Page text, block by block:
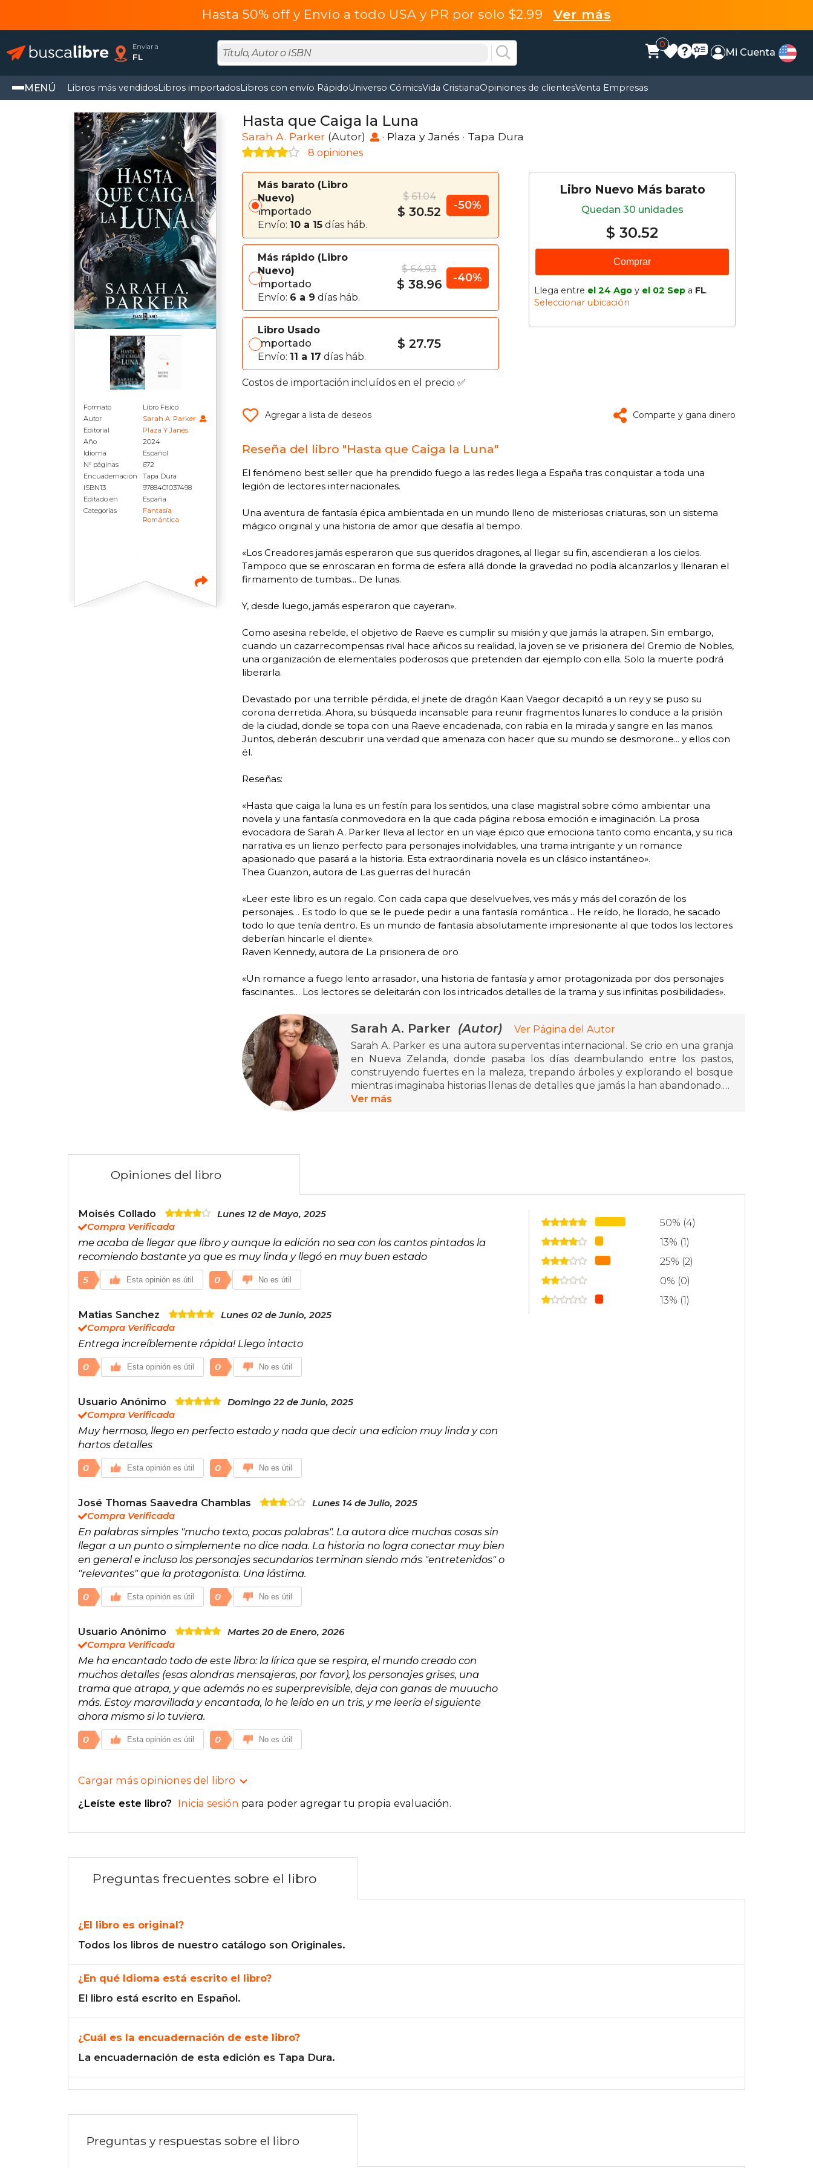
Hasta 50% off y Envío a todo USA y PR por solo $2.99 Ver más
Enviar a
FL
0
Mi Cuenta
MENÚ Libros más vendidosLibros importadosLibros con envío RápidoUniverso CómicsVida CristianaOpiniones de clientesVenta Empresas
Formato
Libro Físico
Autor
Sarah A. Parker
Editorial
Plaza Y Janés
Año
2024
Idioma
Español
N° páginas
672
Encuadernación
Tapa Dura
ISBN13
9788401037498
Editado en
España
Categorías
Fantasía
Romántica
Hasta que Caiga la Luna
Sarah A. Parker (Autor) · Plaza y Janés · Tapa Dura
8 opiniones
Más barato
Libro
Nuevo
Importado
Envío: 10 a 15 días háb.
$ 61.04
$ 30.52 -50%
Más rápido
Libro
Nuevo
Importado
Envío: 6 a 9 días háb.
$ 64.93
$ 38.96 -40%
Libro Usado
Importado
Envío: 11 a 17 días háb.
$ 27.75
Costos de importación incluídos en el precio ✅
Libro Nuevo Más barato
Quedan 30 unidades
$ 30.52
Comprar
Llega entre el 24 Ago y el 02 Sep a FL.
Seleccionar ubicación
Agregar a lista de deseos Comparte y gana dinero
Reseña del libro "Hasta que Caiga la Luna"
El fenómeno best seller que ha prendido fuego a las redes llega a España tras conquistar a toda una
legión de lectores internacionales.
Una aventura de fantasía épica ambientada en un mundo lleno de misteriosas criaturas, son un sistema
mágico original y una historia de amor que desafía al tiempo.
«Los Creadores jamás esperaron que sus queridos dragones, al llegar su fin, ascendieran a los cielos.
Tampoco que se enroscaran en forma de esfera allá donde la gravedad no podía alcanzarlos y llenaran el
firmamento de tumbas... De lunas.
Y, desde luego, jamás esperaron que cayeran».
Como asesina rebelde, el objetivo de Raeve es cumplir su misión y que jamás la atrapen. Sin embargo,
cuando un cazarrecompensas rival hace añicos su realidad, la joven se ve prisionera del Gremio de Nobles,
una organización de elementales poderosos que pretenden dar ejemplo con ella. Solo la muerte podrá
liberarla.
Devastado por una terrible pérdida, el jinete de dragón Kaan Vaegor decapitó a un rey y se puso su
corona derretida. Ahora, su búsqueda incansable para reunir fragmentos lunares lo conduce a la prisión
de la ciudad, donde se topa con una Raeve encadenada, con rabia en la mirada y sangre en las manos.
Juntos, deberán descubrir una verdad que amenaza con hacer que su mundo se desmorone... y ellos con
él.
Reseñas:
«Hasta que caiga la luna es un festín para los sentidos, una clase magistral sobre cómo ambientar una
novela y una fantasía conmovedora en la que cada página rebosa emoción e imaginación. La prosa
evocadora de Sarah A. Parker lleva al lector en un viaje épico que emociona tanto como encanta, y su rica
narrativa es un lienzo perfecto para personajes inolvidables, una trama intrigante y un romance
apasionado que pasará a la historia. Esta extraordinaria novela es un clásico instantáneo».
Thea Guanzon, autora de Las guerras del huracán
«Leer este libro es un regalo. Con cada capa que deselvuelves, ves más y más del corazón de los
personajes… Es todo lo que se le puede pedir a una fantasía romántica… He reído, he llorado, he sacado
todo lo que tenía dentro. Es un mundo de fantasía absolutamente impresionante al que todos los lectores
deberían hincarle el diente».
Raven Kennedy, autora de La prisionera de oro
«Un romance a fuego lento arrasador, una historia de fantasía y amor protagonizada por dos personajes
fascinantes… Los lectores se deleitarán con los intricados detalles de la trama y sus infinitas posibilidades».
Sarah A. Parker (Autor)
Ver Página del Autor
Sarah A. Parker es una autora superventas internacional. Se crio en una granja
en Nueva Zelanda, donde pasaba los días deambulando entre los pastos,
construyendo fuertes en la maleza, trepando árboles y explorando el bosque
mientras imaginaba historias llenas de detalles que jamás la han abandonado.
Ver más
Opiniones del libro
Moisés Collado
Lunes 12 de Mayo, 2025
Compra Verificada
me acaba de llegar que libro y aunque la edición no sea con los cantos pintados la
recomiendo bastante ya que es muy linda y llegó en muy buen estado
5 Esta opinión es útil 0 No es útil
Matias Sanchez
Lunes 02 de Junio, 2025
Compra Verificada
Entrega increíblemente rápida! Llego intacto
0 Esta opinión es útil 0 No es útil
Usuario Anónimo
Domingo 22 de Junio, 2025
Compra Verificada
Muy hermoso, llego en perfecto estado y nada que decir una edicion muy linda y con
hartos detalles
0 Esta opinión es útil 0 No es útil
José Thomas Saavedra Chamblas
Lunes 14 de Julio, 2025
Compra Verificada
En palabras simples "mucho texto, pocas palabras". La autora dice muchas cosas sin
llegar a un punto o simplemente no dice nada. La historia no logra conectar muy bien
en general e incluso los personajes secundarios terminan siendo más "entretenidos" o
"relevantes" que la protagonista. Una lástima.
0 Esta opinión es útil 0 No es útil
Usuario Anónimo
Martes 20 de Enero, 2026
Compra Verificada
Me ha encantado todo de este libro: la lírica que se respira, el mundo creado con
muchos detalles (esas alondras mensajeras, por favor), los personajes grises, una
trama que atrapa, y que además no es superprevisible, deja con ganas de muuucho
más. Estoy maravillada y encantada, lo he leído en un tris, y me leería el siguiente
ahora mismo si lo tuviera.
0 Esta opinión es útil 0 No es útil
Cargar más opiniones del libro
¿Leíste este libro? Inicia sesión para poder agregar tu propia evaluación.
50% (4)
13% (1)
25% (2)
0% (0)
13% (1)
Preguntas frecuentes sobre el libro
¿El libro es original?
Todos los libros de nuestro catálogo son Originales.
¿En qué Idioma está escrito el libro?
El libro está escrito en Español.
¿Cuál es la encuadernación de este libro?
La encuadernación de esta edición es Tapa Dura.
Preguntas y respuestas sobre el libro